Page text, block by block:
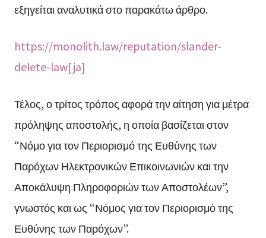
εξηγείται αναλυτικά στο παρακάτω άρθρο.
https://monolith.law/reputation/slander-
delete-law[ja]
Τέλος, ο τρίτος τρόπος αφορά την αίτηση για μέτρα
πρόληψης αποστολής, η οποία βασίζεται στον
“Νόμο για τον Περιορισμό της Ευθύνης των
Παρόχων Ηλεκτρονικών Επικοινωνιών και την
Αποκάλυψη Πληροφοριών των Αποστολέων”,
γνωστός και ως “Νόμος για τον Περιορισμό της
Ευθύνης των Παρόχων”.